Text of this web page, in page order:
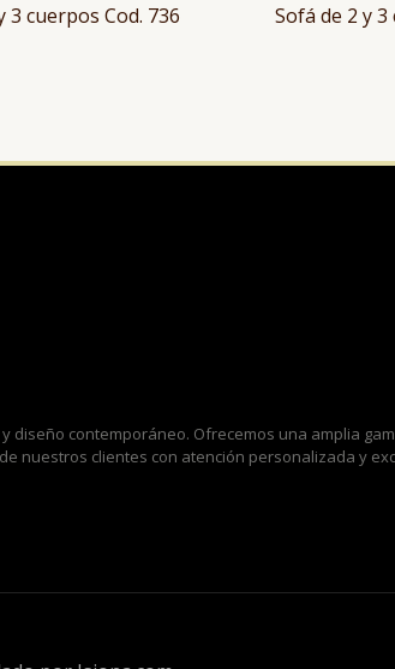
3 cuerpos Cod. 736 Sofá de 2 y
diseño contemporáneo. Ofrecemos una amplia
nuestros clientes con atención personalizada y